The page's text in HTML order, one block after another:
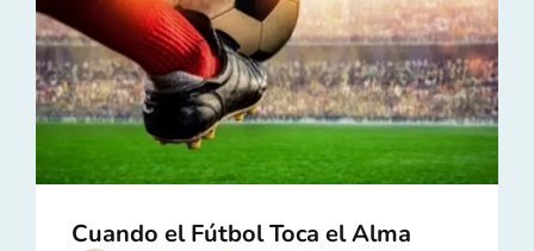
Cuando el Fútbol Toca el Alma